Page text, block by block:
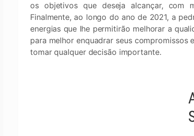
os objetivos que deseja alcançar, com
Finalmente, ao longo do ano de 2021, a
energias que lhe permitirão melhorar a
para melhor enquadrar seus compromissos
tomar qualquer decisão importante.